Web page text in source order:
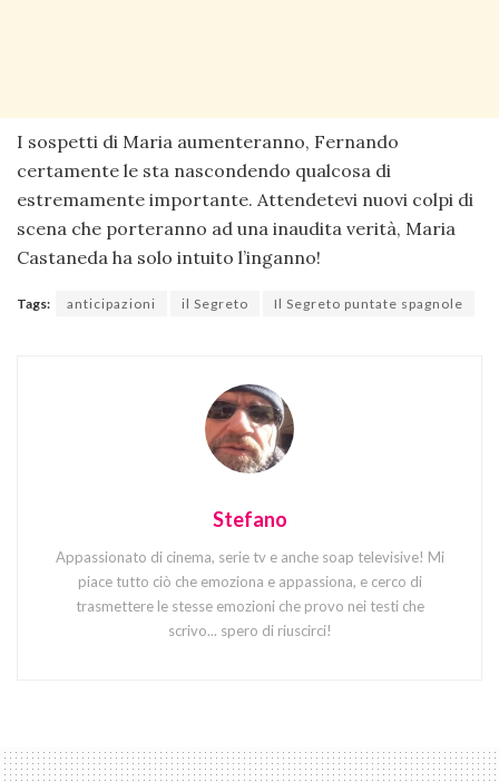
I sospetti di Maria aumenteranno, Fernando
certamente le sta nascondendo qualcosa di
estremamente importante. Attendetevi nuovi colpi di
scena che porteranno ad una inaudita verità, Maria
Castaneda ha solo intuito l’inganno!
Tags: anticipazioni il Segreto Il Segreto puntate spagnole
Stefano
Appassionato di cinema, serie tv e anche soap televisive! Mi
piace tutto ciò che emoziona e appassiona, e cerco di
trasmettere le stesse emozioni che provo nei testi che
scrivo... spero di riuscirci!